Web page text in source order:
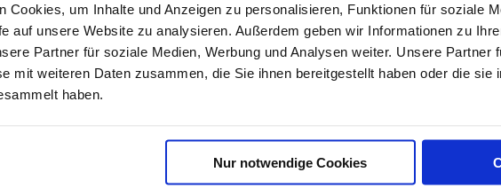
Cookies, um Inhalte und Anzeigen zu personalisieren, Funktionen für soziale
auf unsere Website zu analysieren. Außerdem geben wir Informationen zu
Partner für soziale Medien, Werbung und Analysen weiter. Unsere Partner
mit weiteren Daten zusammen, die Sie ihnen bereitgestellt haben oder die sie
haben.
Nur notwendige Cookies